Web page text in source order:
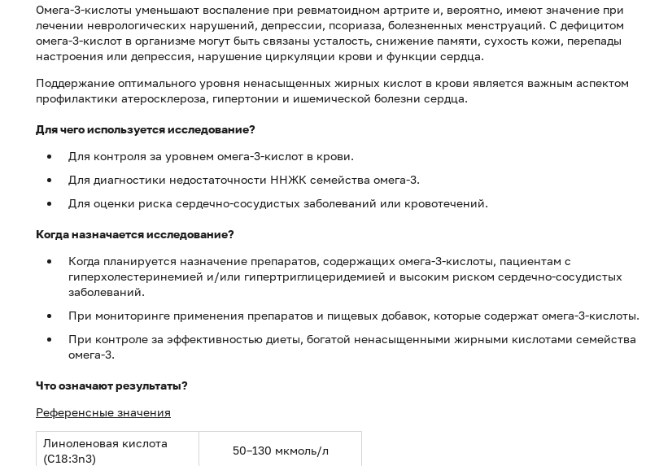
Омега-3-кислоты уменьшают воспаление при ревматоидном артрите и, вероятно, имеют значение при
лечении неврологических нарушений, депрессии, псориаза, болезненных менструаций. С дефицитом
омега-3-кислот в организме могут быть связаны усталость, снижение памяти, сухость кожи, перепады
настроения или депрессия, нарушение циркуляции крови и функции сердца.
Поддержание оптимального уровня ненасыщенных жирных кислот в крови является важным аспектом
профилактики атеросклероза, гипертонии и ишемической болезни сердца.
Для чего используется исследование?
Для контроля за уровнем омега-3-кислот в крови.
Для диагностики недостаточности ННЖК семейства омега-3.
Для оценки риска сердечно-сосудистых заболеваний или кровотечений.
Когда назначается исследование?
Когда планируется назначение препаратов, содержащих омега-3-кислоты, пациентам с
гиперхолестеринемией и/или гипертриглицеридемией и высоким риском сердечно-сосудистых
заболеваний.
При мониторинге применения препаратов и пищевых добавок, которые содержат омега-3-кислоты.
При контроле за эффективностью диеты, богатой ненасыщенными жирными кислотами семейства
омега-3.
Что означают результаты?
Референсные значения
Линоленовая кислота
(C18:3n3)
50–130 мкмоль/л